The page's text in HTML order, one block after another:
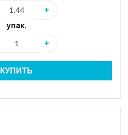
+
упак.
+
КУПИТЬ